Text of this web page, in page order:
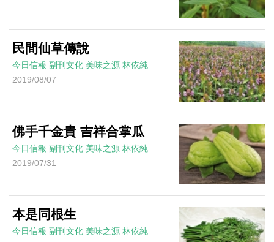
民間仙草傳說
今日信報 副刊文化 美味之源 林依純
2019/08/07
佛手千金貴 吉祥合掌瓜
今日信報 副刊文化 美味之源 林依純
2019/07/31
本是同根生
今日信報 副刊文化 美味之源 林依純